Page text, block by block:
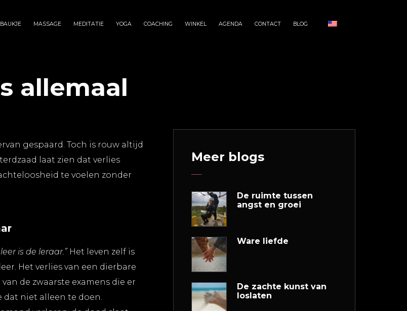
BAUKJE MASSAGE MEDITATIE YOGA COACHING WINKEL AGENDA CONTACT BLOG
allemaal
gespaard. Toch is rouw altijd
laat zien dat verlies
te voelen zonder
leer is de leraar.” Het leven zelf is
Het verlies van een dierbare
de zwaarste examens die er
dat niet alleen te doen.
Meer blogs
De ruimte tussen
angst en groei
Ware liefde
De zachte kunst van
loslaten